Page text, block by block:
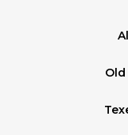
was ‘even
verlies was
memorabele
Frank zullen mij